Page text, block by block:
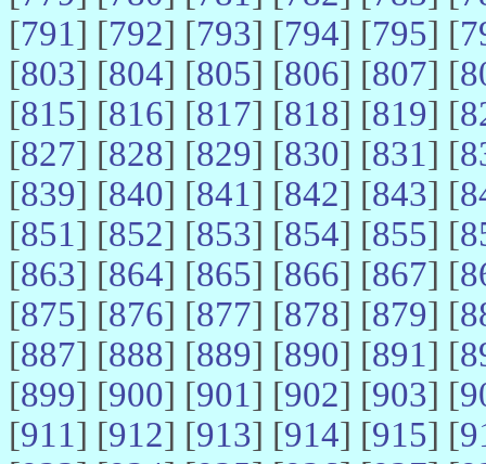
[791] [792] [793] [794] [795] [
[803] [804] [805] [806] [807] [
[815] [816] [817] [818] [819] [
[827] [828] [829] [830] [831] [
[839] [840] [841] [842] [843] [
[851] [852] [853] [854] [855] [
[863] [864] [865] [866] [867] [
[875] [876] [877] [878] [879] [
[887] [888] [889] [890] [891] [
[899] [900] [901] [902] [903] [
[911] [912] [913] [914] [915] [